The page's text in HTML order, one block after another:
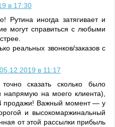
в 17:30
Рутина иногда затягивает и
могут справиться с любыми
реальных звонков/заказов с
05.12.2019 в 11:17
сказать сколько было
напрямую на моего клиента),
продажи! Важный момент — у
и высокомаржинальный
от этой рассылки прибыль